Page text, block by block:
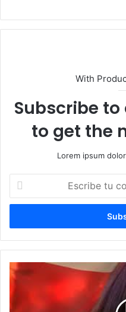
With
Subscribe
to get the
Lorem ipsum
Escribe
correo
Asociación
Cultural
Ítalo-
Dominicana